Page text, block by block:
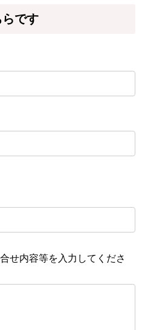
です
せ内容等を入力してくださ